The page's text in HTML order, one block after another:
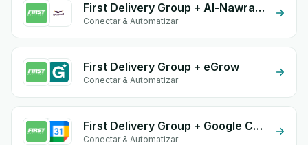
First Delivery Group + Al-Nawras (Nawris)
Conectar & Automatizar
First Delivery Group + eGrow
Conectar & Automatizar
First Delivery Group + Google Calendar
Conectar & Automatizar